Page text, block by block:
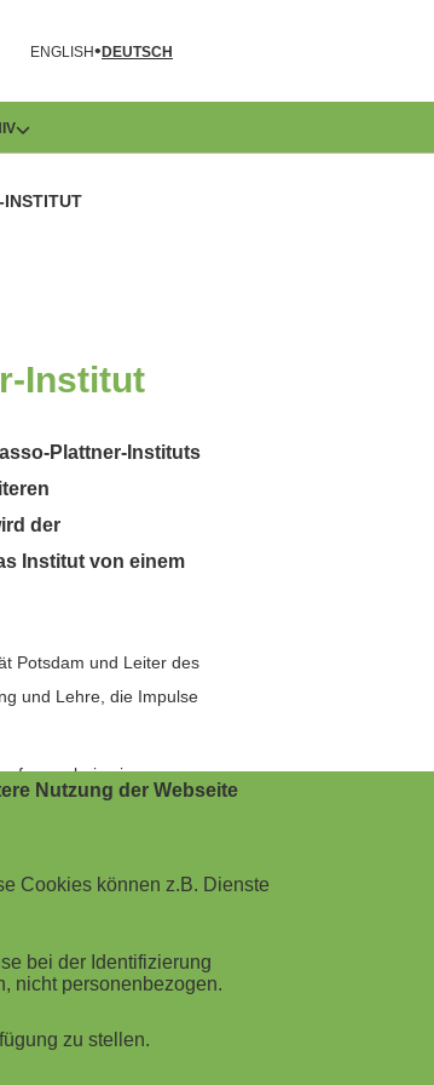
ENGLISH DEUTSCH
INSTITUT
Institut
Plattner-Instituts
der
Institut von einem
Potsdam und Leiter des
und Lehre, die Impulse
wobei sein
Politik auf nationaler
Finanzen und
im akademischen,
Nutzung der Webseite
Cookies können z.B. Dienste
bei der Identifizierung
nicht personenbezogen.
zu stellen.